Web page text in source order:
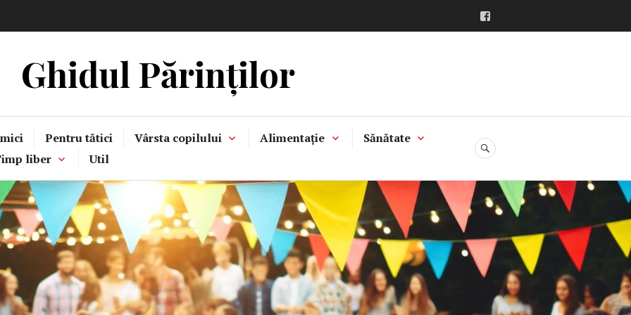
Ghidul Părinților
Pentru tătici Vârsta copilului Alimentație
Sănătate
liber Util
CĂUTARE